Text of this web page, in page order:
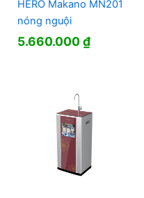
HERO Makano MN201
nóng nguội
5.660.000₫